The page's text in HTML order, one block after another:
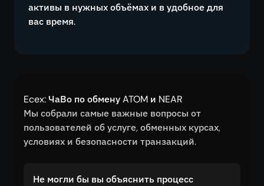
активы в нужных объёмах и в удобное для
вас время.
Ecex: ЧаВо по обмену ATOM и NEAR
Мы собрали самые важные вопросы от
пользователей об услуге, обменных курсах,
условиях и безопасности транзакций.
Не могли бы вы объяснить процесс